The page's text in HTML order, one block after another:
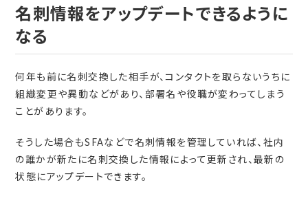
名刺情報をアップデートできるように
なる
何年も前に名刺交換した相手が、コンタクトを取らないうちに
組織変更や異動などがあり、部署名や役職が変わってしまう
ことがあります。
そうした場合もSFAなどで名刺情報を管理していれば、社内
の誰かが新たに名刺交換した情報によって更新され、最新の
状態にアップデートできます。